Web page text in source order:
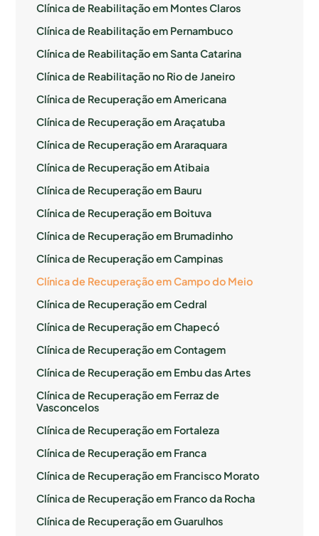
Clínica de Reabilitação em Montes Claros
Clínica de Reabilitação em Pernambuco
Clínica de Reabilitação em Santa Catarina
Clínica de Reabilitação no Rio de Janeiro
Clínica de Recuperação em Americana
Clínica de Recuperação em Araçatuba
Clínica de Recuperação em Araraquara
Clínica de Recuperação em Atibaia
Clínica de Recuperação em Bauru
Clínica de Recuperação em Boituva
Clínica de Recuperação em Brumadinho
Clínica de Recuperação em Campinas
Clínica de Recuperação em Campo do Meio
Clínica de Recuperação em Cedral
Clínica de Recuperação em Chapecó
Clínica de Recuperação em Contagem
Clínica de Recuperação em Embu das Artes
Clínica de Recuperação em Ferraz de
Vasconcelos
Clínica de Recuperação em Fortaleza
Clínica de Recuperação em Franca
Clínica de Recuperação em Francisco Morato
Clínica de Recuperação em Franco da Rocha
Clínica de Recuperação em Guarulhos